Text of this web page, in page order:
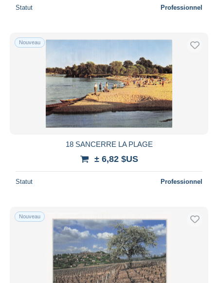
Statut Professionnel
Nouveau
18 SANCERRE LA PLAGE
± 6,82 $US
Statut Professionnel
Nouveau